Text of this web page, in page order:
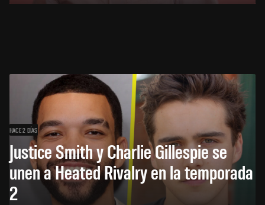
HACE 2 DÍAS
Justice Smith y Charlie Gillespie se
unen a Heated Rivalry en la temporada
2